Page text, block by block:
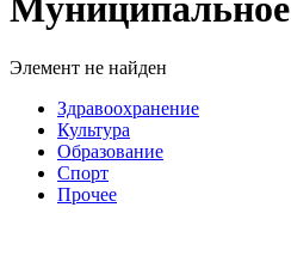
Муниципальное
Элемент не найден
Здравоохранение
Культура
Образование
Спорт
Прочее